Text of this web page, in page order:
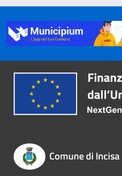
Comune di